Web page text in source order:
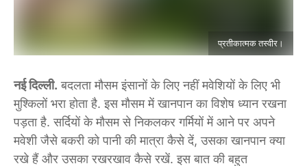
प्रतीकात्मक तस्वीर।
नई दिल्ली. बदलता मौसम इंसानों के लिए नहीं मवेशियों के लिए भी
मुश्किलों भरा होता है. इस मौसम में खानपान का विशेष ध्यान रखना
पड़ता है. सर्दियों के मौसम से निकलकर गर्मियों में आने पर अपने
मवेशी जैसे बकरी को पानी की मात्रा कैसे दें, उसका खानपान क्या
रखे हैं और उसका रखरखाव कैसे रखें. इस बात की बहुत